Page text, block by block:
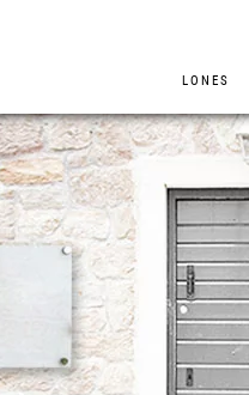
LONES